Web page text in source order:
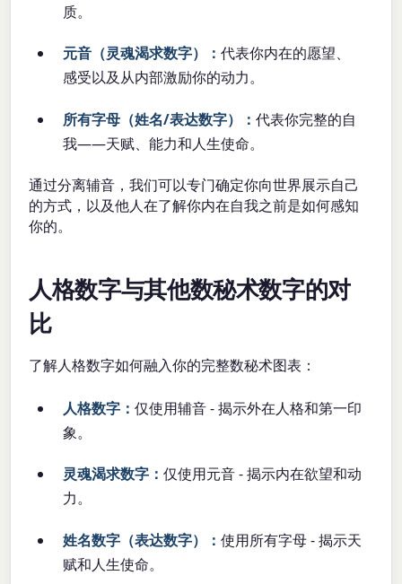
质。
元音（灵魂渴求数字）：代表你内在的愿望、
感受以及从内部激励你的动力。
所有字母（姓名/表达数字）：代表你完整的自
我——天赋、能力和人生使命。
通过分离辅音，我们可以专门确定你向世界展示自己
的方式，以及他人在了解你内在自我之前是如何感知
你的。
人格数字与其他数秘术数字的对
比
了解人格数字如何融入你的完整数秘术图表：
人格数字：仅使用辅音 - 揭示外在人格和第一印
象。
灵魂渴求数字：仅使用元音 - 揭示内在欲望和动
力。
姓名数字（表达数字）：使用所有字母 - 揭示天
赋和人生使命。